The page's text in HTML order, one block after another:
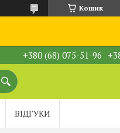
Кошик
+380 (68) 075-51-96
ВІДГУКИ